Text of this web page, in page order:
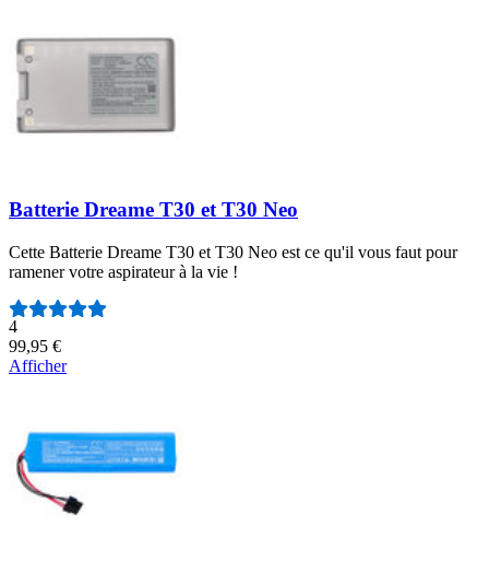
Batterie Dreame T30 et T30 Neo
Cette Batterie Dreame T30 et T30 Neo est ce qu'il vous faut pour
ramener votre aspirateur à la vie !
Nombre d'avis :
4
99,95 €
Afficher